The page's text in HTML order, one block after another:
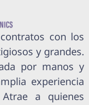
con los
y grandes.
por manos y
experiencia
a quienes